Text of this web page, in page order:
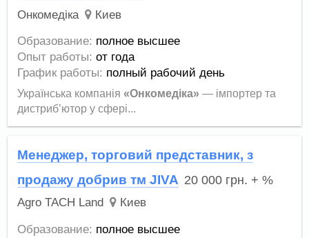
Онкомедіка Киев
Образование: полное высшее
Опыт работы: от года
График работы: полный рабочий день
Українська компанія«Онкомедіка» — імпортер та
дистриб’ютор у сфері...
Менеджер, торговий представник, з
продажу добрив тм JIVA 20 000 грн. + %
Agro TACH Land Киев
Образование: полное высшее